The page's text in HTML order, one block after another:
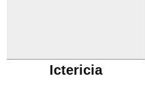
Ictericia